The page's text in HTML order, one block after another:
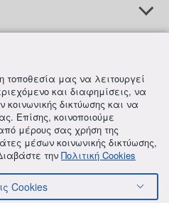
ALL RIGHTS RESERVED
τοποθεσία μας να λειτουργεί
και διαφημίσεις, να
δικτύωσης και να
Επίσης, κοινοποιούμε
μέρους σας χρήση της
μέσων κοινωνικής δικτύωσης,
την Πολιτική Cookies
Cookies